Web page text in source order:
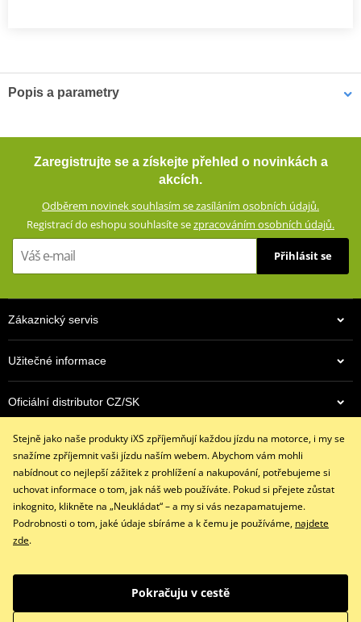
Popis a parametry
Krátké textilní rukavice se strečového materiálu se skvěle
přizpůsobí pohybům ruky, takže neomezují jezdce. Jsou prodyšné.
Textilní rukavice ze směsového materiálu (60% polyuretan, 40%
polyester)
Všitý skořepinový chránič kloubů ruky
Zdvojený materiál na dlani
Všité pěnové chrániče
size chart GMS
GMS SIZES
Zaregistrujte se a získejte přehled o novinkách a
akcích.
Odběrem novinek souhlasím se zasíláním osobních údajů.
Registrací do eshopu souhlasíte sezpracováním osobních údajů.
Přihlásit se
Zákaznický servis
Užitečné informace
Oficiální distributor CZ/SK
Kontaktujte nás
info@ixs-motopoint.cz
Po - Pá (8:00 - 16:30)
Copyright © 2026 www.ixs-motopoint.cz
Stejně jako naše produkty iXS zpříjemňují každou jízdu na motorce, i my se
snažíme zpříjemnit vaši jízdu naším webem. Abychom vám mohli
nabídnout co nejlepší zážitek z prohlížení a nakupování, potřebujeme si
uchovat informace o tom, jak náš web používáte. Pokud si přejete zůstat
inkognito, klikněte na „Neukládat“ – a my si vás nezapamatujeme.
Podrobnosti o tom, jaké údaje sbíráme a k čemu je používáme, najdete
zde.
Pokračuju v cestě